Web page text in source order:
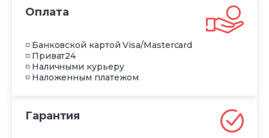
Оплата
◽ Банковской картой Visa/Mastercard
◽ Приват24
◽ Наличными курьеру
◽ Наложенным платежом
Гарантия